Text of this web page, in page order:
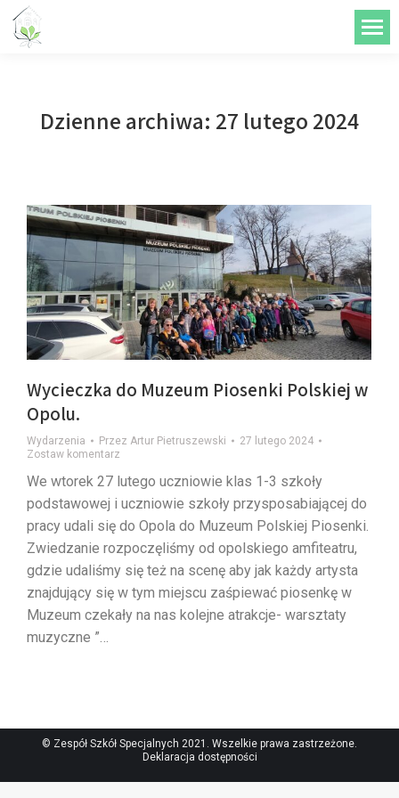
treści
Dzienne archiwa: 27 lutego 2024
Wycieczka do Muzeum Piosenki Polskiej w
Opolu.
Wydarzenia Przez Artur Pietruszewski
27 lutego 2024
Zostaw komentarz
We wtorek 27 lutego uczniowie klas 1-3 szkoły
podstawowej i uczniowie szkoły przysposabiającej do
pracy udali się do Opola do Muzeum Polskiej Piosenki.
Zwiedzanie rozpoczęliśmy od opolskiego amfiteatru,
gdzie udaliśmy się też na scenę aby jak każdy artysta
znajdujący się w tym miejscu zaśpiewać piosenkę w
Muzeum czekały na nas kolejne atrakcje- warsztaty
muzyczne ”…
© Zespół Szkół Specjalnych 2021. Wszelkie prawa zastrzeżone.
Deklaracja dostępności